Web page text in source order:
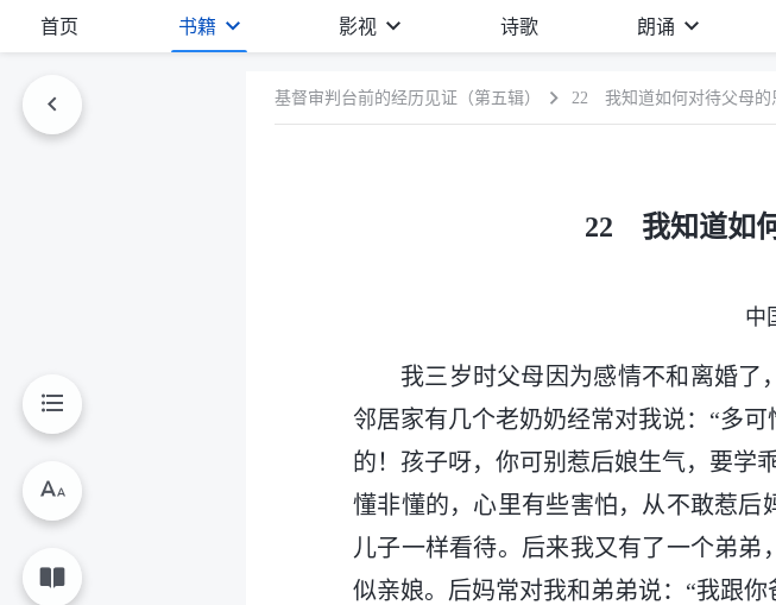
首页 书籍 影视 诗歌 朗诵
基督审判台前的经历见证（第五辑） 22 我知道如何对待父母的
22 我知道如
中
我三岁时父母因为感情不和离婚了
邻居家有几个老奶奶经常对我说：“多
的！孩子呀，你可别惹后娘生气，要学
懂非懂的，心里有些害怕，从不敢惹后
儿子一样看待。后来我又有了一个弟
似亲娘。后妈常对我和弟弟说：“我跟